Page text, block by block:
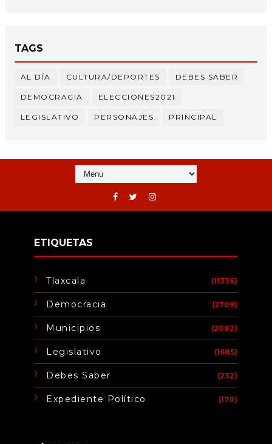
TAGS
AL DÍA CULTURA/DEPORTES DEBES SABER
DEMOCRACIA ELECCIONES2021
LEGISLATIVO PERSONAJES PRINCIPAL
ETIQUETAS
Tlaxcala (11336)
Democracia (2709)
Municipios (2082)
Legislativo (1685)
Debes Saber (232)
Expediente Político (170)